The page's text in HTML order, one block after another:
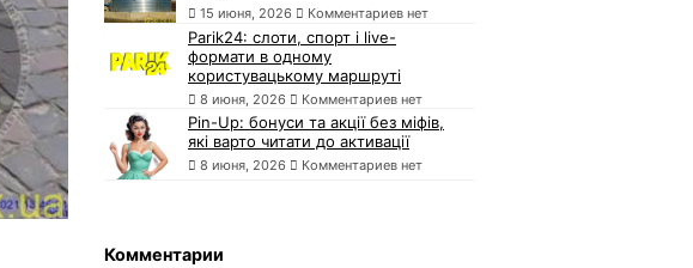
15 июня, 2026 Комментариев нет
Parik24: слоти, спорт і live-
формати в одному
користувацькому маршруті
8 июня, 2026 Комментариев нет
Pin-Up: бонуси та акції без міфів,
які варто читати до активації
8 июня, 2026 Комментариев нет
Комментарии